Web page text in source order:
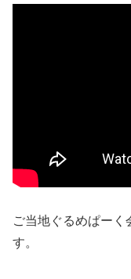
ご当地ぐるめぱーく
す。